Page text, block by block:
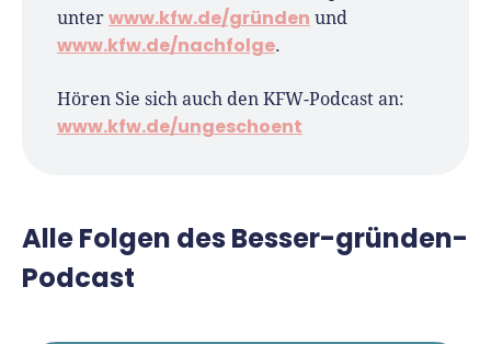
unter www.kfw.de/gründen und
www.kfw.de/nachfolge.
Hören Sie sich auch den KFW-Podcast an:
www.kfw.de/ungeschoent
Alle Folgen des Besser-gründen-
Podcast